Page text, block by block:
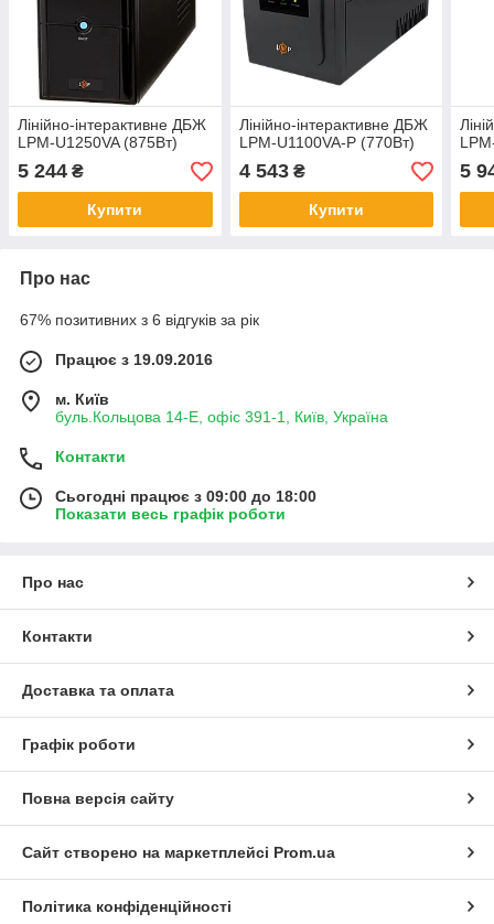
Лінійно-інтерактивне ДБЖ
LPM-U1250VA (875Вт)
5 244 ₴
Купити
Лінійно-інтерактивне ДБЖ
LPM-U1100VA-P (770Вт)
4 543₴
Купити
5
Про нас
67% позитивних з 6 відгуків за рік
Працює з 19.09.2016
м. Київ
буль.Кольцова 14-Е, офіс 391-1, Київ, Україна
Контакти
Сьогодні працює з 09:00 до 18:00
Показати весь графік роботи
Про нас
Контакти
Доставка та оплата
Графік роботи
Повна версія сайту
Сайт створено на маркетплейсі Prom.ua
Політика конфіденційності